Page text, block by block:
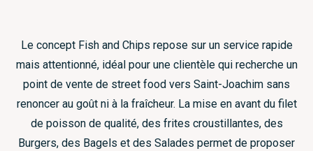
Le concept Fish and Chips repose sur un service rapide
mais attentionné, idéal pour une clientèle qui recherche un
point de vente de street food vers Saint-Joachim sans
renoncer au goût ni à la fraîcheur. La mise en avant du filet
de poisson de qualité, des frites croustillantes, des
Burgers, des Bagels et des Salades permet de proposer